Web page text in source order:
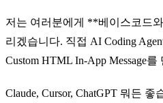
저는 여러분에게 **베이스코드
리겠습니다. 직접 AI Coding
Custom HTML In-App Message
Claude, Cursor, ChatGPT 뭐든